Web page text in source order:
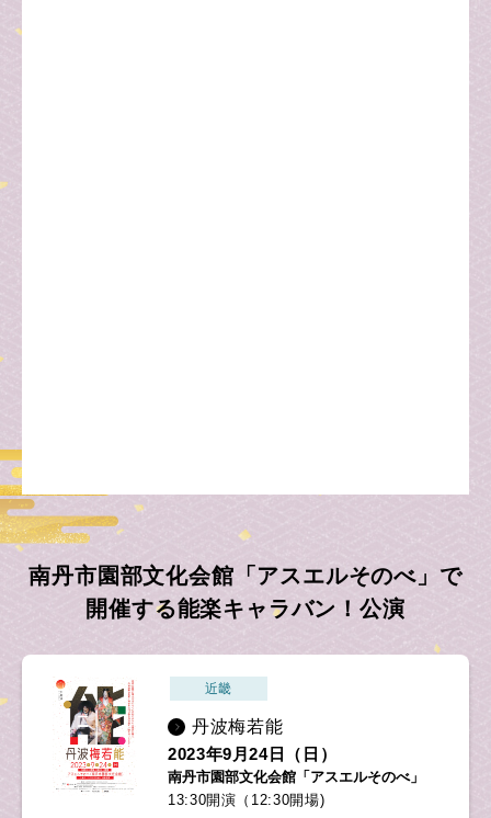
南丹市園部文化会館「アスエルそのべ」で
開催する能楽キャラバン！公演
近畿
丹波梅若能
2023年9月24日（日）
南丹市園部文化会館「アスエルそのべ」
13:30開演（12:30開場)